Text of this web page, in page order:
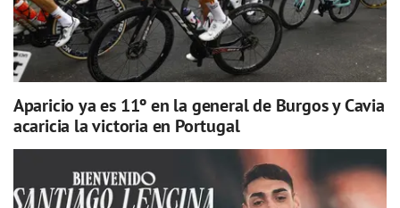
Aparicio ya es 11º en la general de Burgos y Cavia
acaricia la victoria en Portugal